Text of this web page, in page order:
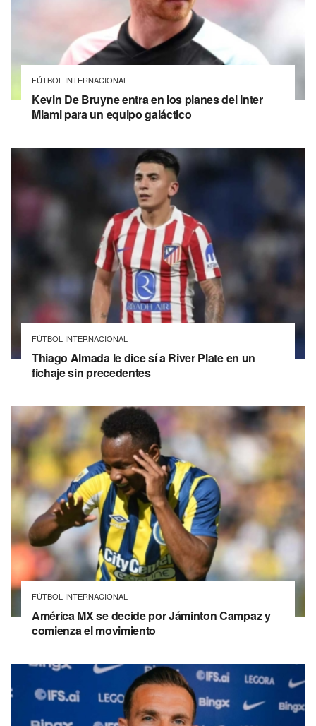
FÚTBOL INTERNACIONAL
Kevin De Bruyne entra en los planes del Inter
Miami para un equipo galáctico
FÚTBOL INTERNACIONAL
Thiago Almada le dice sí a River Plate en un
fichaje sin precedentes
FÚTBOL INTERNACIONAL
América MX se decide por Jáminton Campaz y
comienza el movimiento